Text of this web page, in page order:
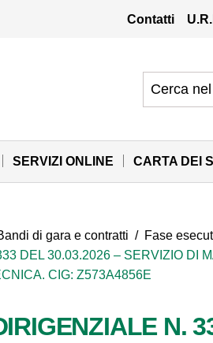
Contatti
SERVIZI ONLINE CARTA DEI
di gara e contratti / Fase
DEL 30.03.2026 – SERVIZIO DI
CIG: Z573A4856E
N.